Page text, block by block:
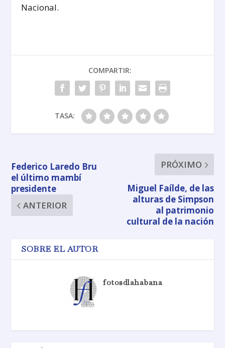
Nacional.
COMPARTIR:
TASA:
Federico Laredo Bru
el último mambí
presidente
ANTERIOR
PRÓXIMO
Miguel Faílde, de las
alturas de Simpson
al patrimonio
cultural de la nación
SOBRE EL AUTOR
fotosdlahabana